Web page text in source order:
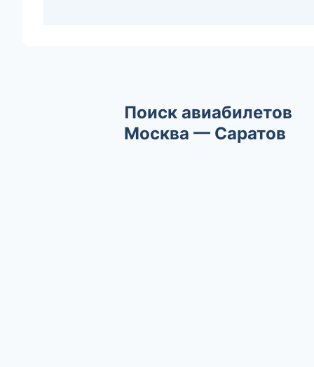
Поиск авиабилетов
Москва — Саратов